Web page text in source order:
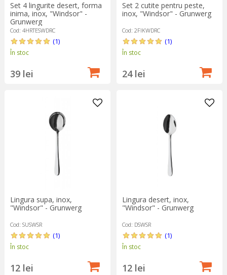
Set 4 lingurite desert, forma
inima, inox, "Windsor" -
Grunwerg
Cod: 4HRTESWDRC
(1)
În stoc
39 lei
Set 2 cutite pentru peste,
inox, "Windsor" - Grunwerg
Cod: 2FIKWDRC
(1)
În stoc
24 lei
Lingura supa, inox,
"Windsor" - Grunwerg
Cod: SUSWSR
(1)
În stoc
12 lei
Lingura desert, inox,
"Windsor" - Grunwerg
Cod: DSWSR
(1)
În stoc
12 lei